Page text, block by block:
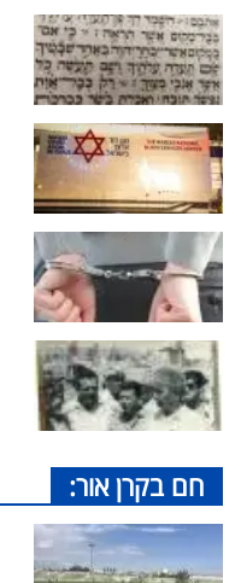
חם בקרן אור: